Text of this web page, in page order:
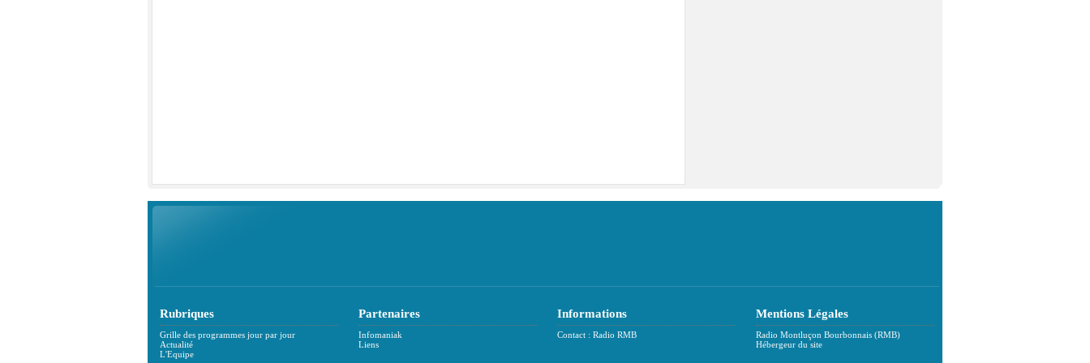
Rubriques
Grille des programmes jour par jour
Actualité
L'Equipe
Partenaires
Infomaniak
Liens
Informations
Contact : Radio RMB
Mentions Légales
Radio Montluçon Bourbonnais (RMB)
Hébergeur du site